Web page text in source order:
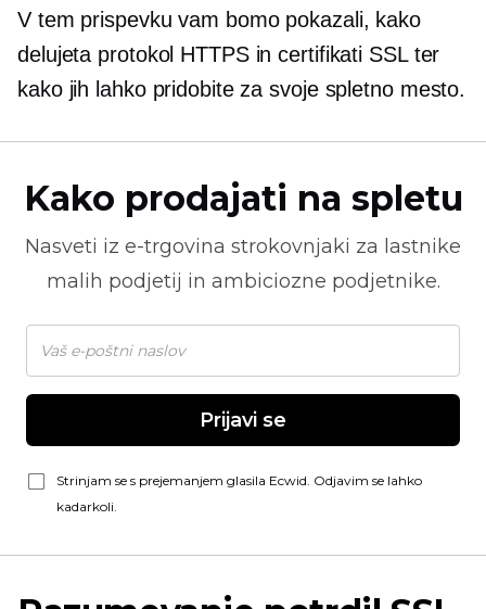
V tem prispevku vam bomo pokazali, kako
delujeta protokol HTTPS in certifikati SSL ter
kako jih lahko pridobite za svoje spletno mesto.
Kako prodajati na spletu
Nasveti iz e-trgovina strokovnjaki za lastnike
malih podjetij in ambiciozne podjetnike.
Prijavi se
Strinjam se s prejemanjem glasila Ecwid. Odjavim se lahko
kadarkoli.